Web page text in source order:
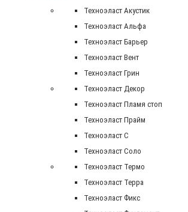
Техноэласт Акустик
Техноэласт Альфа
Техноэласт Барьер
Техноэласт Вент
Техноэласт Грин
Техноэласт Декор
Техноэласт Пламя стоп
Техноэласт Прайм
Техноэласт С
Техноэласт Соло
Техноэласт Термо
Техноэласт Терра
Техноэласт Фикс